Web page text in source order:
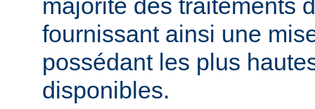
majorité des traitements
fournissant ainsi une
possédant les plus
disponibles.